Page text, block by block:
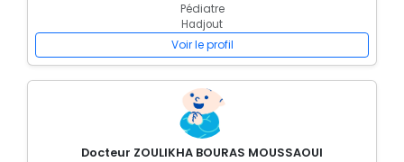
Pédiatre
Hadjout
Voir le profil
Docteur ZOULIKHA BOURAS MOUSSAOUI